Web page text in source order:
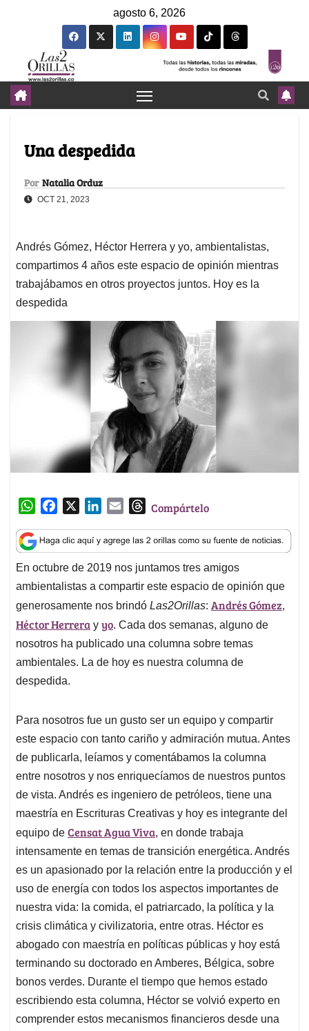
agosto 6, 2026
Una despedida
Por Natalia Orduz
OCT 21, 2023
Andrés Gómez, Héctor Herrera y yo, ambientalistas,
compartimos 4 años este espacio de opinión mientras
trabajábamos en otros proyectos juntos. Hoy es la
despedida
W
a
t
s
A
p
p
c
e
b
o
o
k
n
k
e
d
I
n
a
i
l
T
r
e
a
d
s
Compártelo
En octubre de 2019 nos juntamos tres amigos
ambientalistas a compartir este espacio de opinión que
generosamente nos brindó Las2Orillas: Andrés Gómez,
Héctor Herrera y yo. Cada dos semanas, alguno de
nosotros ha publicado una columna sobre temas
ambientales. La de hoy es nuestra columna de
despedida.
Para nosotros fue un gusto ser un equipo y compartir
este espacio con tanto cariño y admiración mutua. Antes
de publicarla, leíamos y comentábamos la columna
entre nosotros y nos enriquecíamos de nuestros puntos
de vista. Andrés es ingeniero de petróleos, tiene una
maestría en Escrituras Creativas y hoy es integrante del
equipo de Censat Agua Viva, en donde trabaja
intensamente en temas de transición energética. Andrés
es un apasionado por la relación entre la producción y el
uso de energía con todos los aspectos importantes de
nuestra vida: la comida, el patriarcado, la política y la
crisis climática y civilizatoria, entre otras. Héctor es
abogado con maestría en políticas públicas y hoy está
terminando su doctorado en Amberes, Bélgica, sobre
bonos verdes. Durante el tiempo que hemos estado
escribiendo esta columna, Héctor se volvió experto en
comprender estos mecanismos financieros desde una